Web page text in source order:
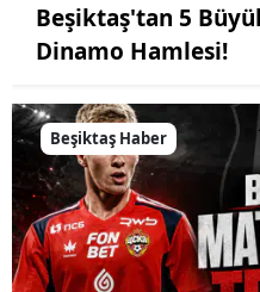
Beşiktaş'tan 5
Dinamo Hamlesi!
Beşiktaş Haber